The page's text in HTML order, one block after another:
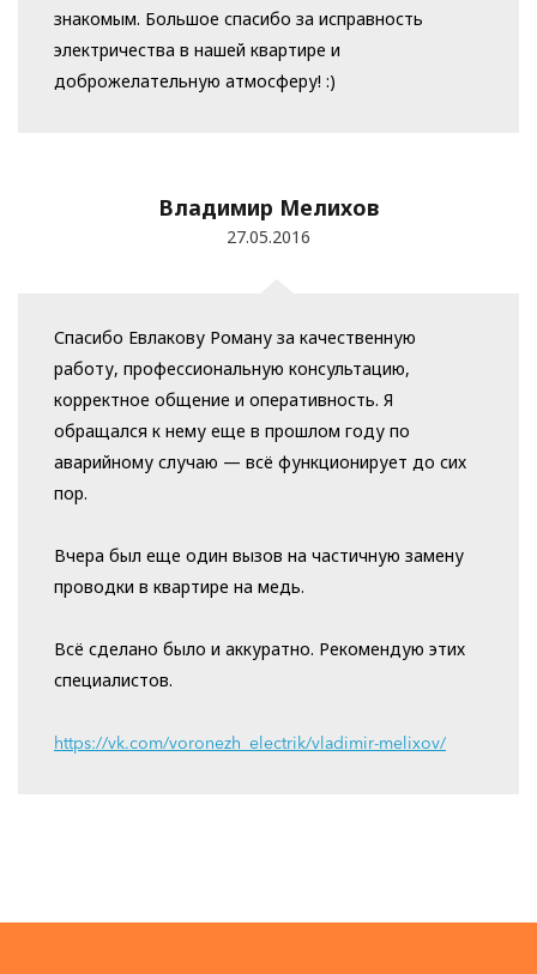
знакомым. Большое спасибо за исправность
электричества в нашей квартире и
доброжелательную атмосферу! :)
Владимир Мелихов
27.05.2016
Спасибо Евлакову Роману за качественную
работу, профессиональную консультацию,
корректное общение и оперативность. Я
обращался к нему еще в прошлом году по
аварийному случаю — всё функционирует до сих
пор.
Вчера был еще один вызов на частичную замену
проводки в квартире на медь.
Всё сделано было и аккуратно. Рекомендую этих
специалистов.
https://vk.com/voronezh_electrik/vladimir-melixov/